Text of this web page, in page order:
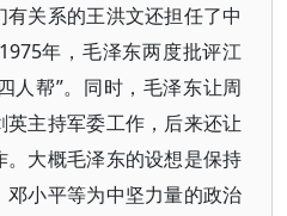
关系的王洪文还担任了中
年，毛泽东两度批评江
人帮”。同时，毛泽东让周
主持军委工作，后来还让
大概毛泽东的设想是保持
小平等为中坚力量的政治